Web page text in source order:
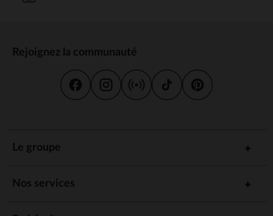
Rejoignez la communauté
Le groupe
Nos services